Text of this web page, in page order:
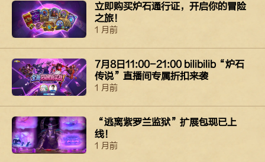
立即购买​​​​炉石​通行证，​​​​开启​你​​​​的​​​​冒险
之​​​​旅！​​​​
1 月前
7月8日11:00-21:00 bilibilib“炉石
传说”直播间专属折扣来袭
1 月前
“逃离紫罗兰监狱”扩展包现已上
线！
1 月前